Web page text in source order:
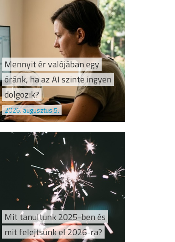
Mennyit ér valójában egy
óránk, ha az AI szinte ingyen
dolgozik?
2026. augusztus 5.
Mit tanultunk 2025-ben és
mit felejtsünk el 2026-ra?